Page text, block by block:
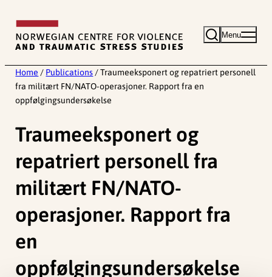
content
Menu
Home / Publications / Traumeeksponert og repatriert personell
fra militært FN/NATO-operasjoner. Rapport fra en
oppfølgingsundersøkelse
Traumeeksponert og
repatriert personell fra
militært FN/NATO-
operasjoner. Rapport fra
en
oppfølgingsundersøkelse